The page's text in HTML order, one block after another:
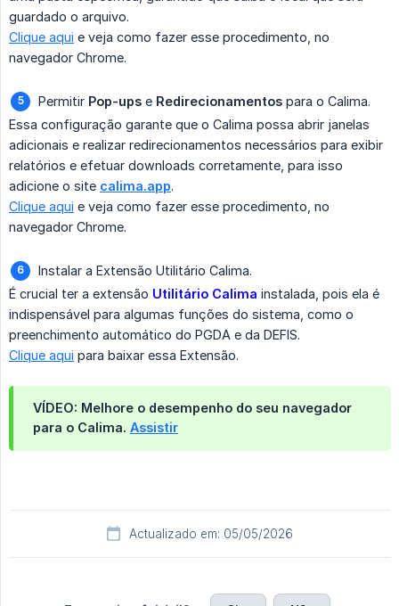
guardado o arquivo.
Clique aqui e veja como fazer esse procedimento, no
navegador Chrome.
Permitir Pop-ups e Redirecionamentos para o Calima.
Essa configuração garante que o Calima possa abrir janelas
adicionais e realizar redirecionamentos necessários para exibir
relatórios e efetuar downloads corretamente, para isso
adicione o site calima.app.
Clique aqui e veja como fazer esse procedimento, no
navegador Chrome.
Instalar a Extensão Utilitário Calima.
É crucial ter a extensão Utilitário Calima instalada, pois ela é
indispensável para algumas funções do sistema, como o
preenchimento automático do PGDA e da DEFIS.
Clique aqui para baixar essa Extensão.
VÍDEO: Melhore o desempenho do seu navegador
para o Calima. Assistir
Actualizado em: 05/05/2026